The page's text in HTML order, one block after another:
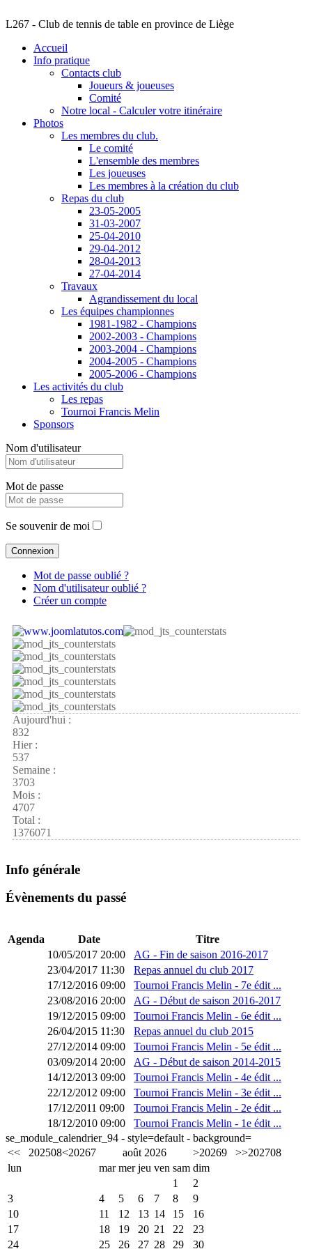
L267 - Club de tennis de table en province de Liège
Accueil
Info pratique
Contacts club
Joueurs & joueuses
Comité
Notre local - Calculer votre itinéraire
Photos
Les membres du club.
Le comité
L'ensemble des membres
Les joueuses
Les membres à la création du club
Repas du club
23-05-2005
31-03-2007
25-04-2010
29-04-2012
28-04-2013
27-04-2014
Travaux
Agrandissement du local
Les équipes championnes
1981-1982 - Champions
2002-2003 - Champions
2003-2004 - Champions
2004-2005 - Champions
2005-2006 - Champions
Les activités du club
Les repas
Tournoi Francis Melin
Sponsors
Nom d'utilisateur
Mot de passe
Se souvenir de moi
Mot de passe oublié ?
Nom d'utilisateur oublié ?
Créer un compte
Aujourd'hui :
832
Hier :
537
Semaine :
3703
Mois :
4707
Total :
1376071
Info générale
Évènements du passé
Agenda Date
Titre
10/05/2017 20:00
AG - Fin de saison 2016-2017
23/04/2017 11:30
Repas annuel du club 2017
17/12/2016 09:00
Tournoi Francis Melin - 7e édit ...
23/08/2016 20:00
AG - Début de saison 2016-2017
19/12/2015 09:00
Tournoi Francis Melin - 6e édit ...
26/04/2015 11:30
Repas annuel du club 2015
27/12/2014 09:00
Tournoi Francis Melin - 5e édit ...
03/09/2014 20:00
AG - Début de saison 2014-2015
14/12/2013 09:00
Tournoi Francis Melin - 4e édit ...
22/12/2012 09:00
Tournoi Francis Melin - 3e édit ...
17/12/2011 09:00
Tournoi Francis Melin - 2e édit ...
18/12/2010 09:00
Tournoi Francis Melin - 1e édit ...
se_module_calendrier_94 - style=default - background=
<< 202508<20267 août 2026 >20269 >>202708
lun
mar mer jeu ven sam dim
1
2
3
4 5 6 7 8
9
10
11 12 13 14 15
16
17
18 19 20 21 22
23
24
25 26 27 28 29 30